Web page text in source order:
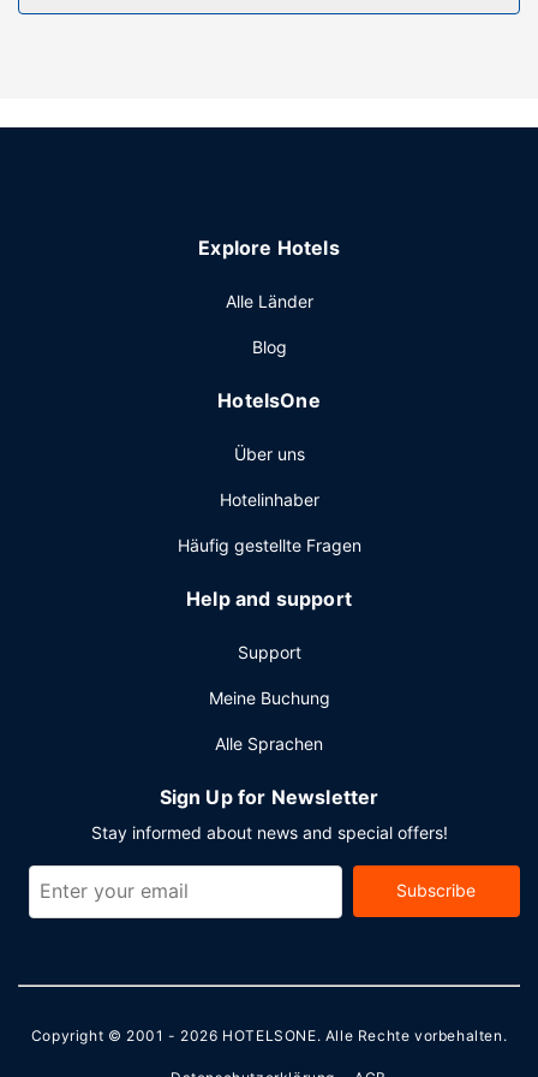
Tourenplanung/beim Ticketerwerb.
Gepäckaufbewahrung. Vor Ort gibt es Folgendes: Parken
Explore Hotels
Alle Länder
Blog
HotelsOne
Über uns
Hotelinhaber
Häufig gestellte Fragen
Help and support
Support
Meine Buchung
Alle Sprachen
Sign Up for Newsletter
Stay informed about news and special offers!
Subscribe
Copyright © 2001 - 2026 HOTELSONE. Alle Rechte vorbehalten.